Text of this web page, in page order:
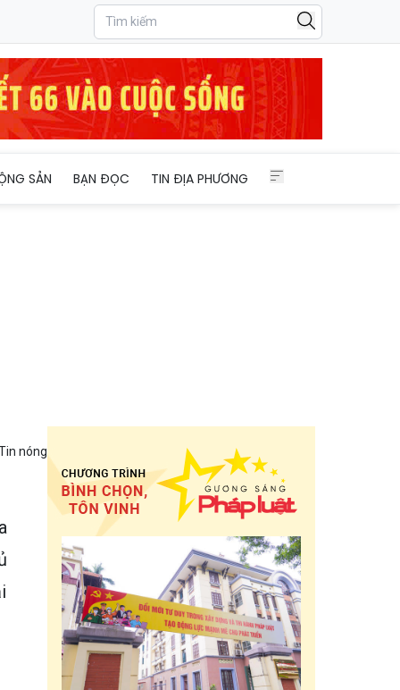
SẢN BẠN ĐỌC TIN ĐỊA PHƯƠNG
nóng